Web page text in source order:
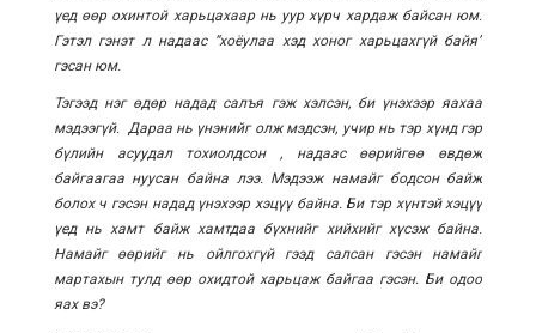
үед өөр охинтой харьцахаар нь уур хүрч хардаж байсан юм.
Гэтэл гэнэт л надаас “хоёулаа хэд хоног харьцахгүй байя”
гэсан юм.
Тэгээд нэг өдөр надад салъя гэж хэлсэн, би үнэхээр яахаа
мэдээгүй. Дараа нь үнэнийг олж мэдсэн, учир нь тэр хүнд гэр
бүлийн асуудал тохиолдсон , надаас өөрийгөө өвдөж
байгаагаа нуусан байна лээ. Мэдээж намайг бодсон байж
болох ч гэсэн надад үнэхээр хэцүү байна. Би тэр хүнтэй хэцүү
үед нь хамт байж хамтдаа бүхнийг хийхийг хүсэж байна.
Намайг өөрийг нь ойлгохгүй гээд салсан гэсэн намайг
мартахын тулд өөр охидтой харьцаж байгаа гэсэн. Би одоо
яах вэ?